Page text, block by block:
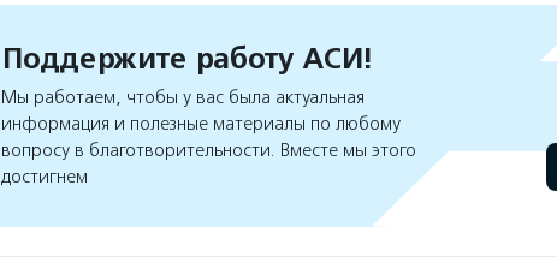
Поддержите работу АСИ!
Мы работаем, чтобы у вас была актуальная
информация и полезные материалы по любому
вопросу в благотворительности. Вместе мы этого
достигнем